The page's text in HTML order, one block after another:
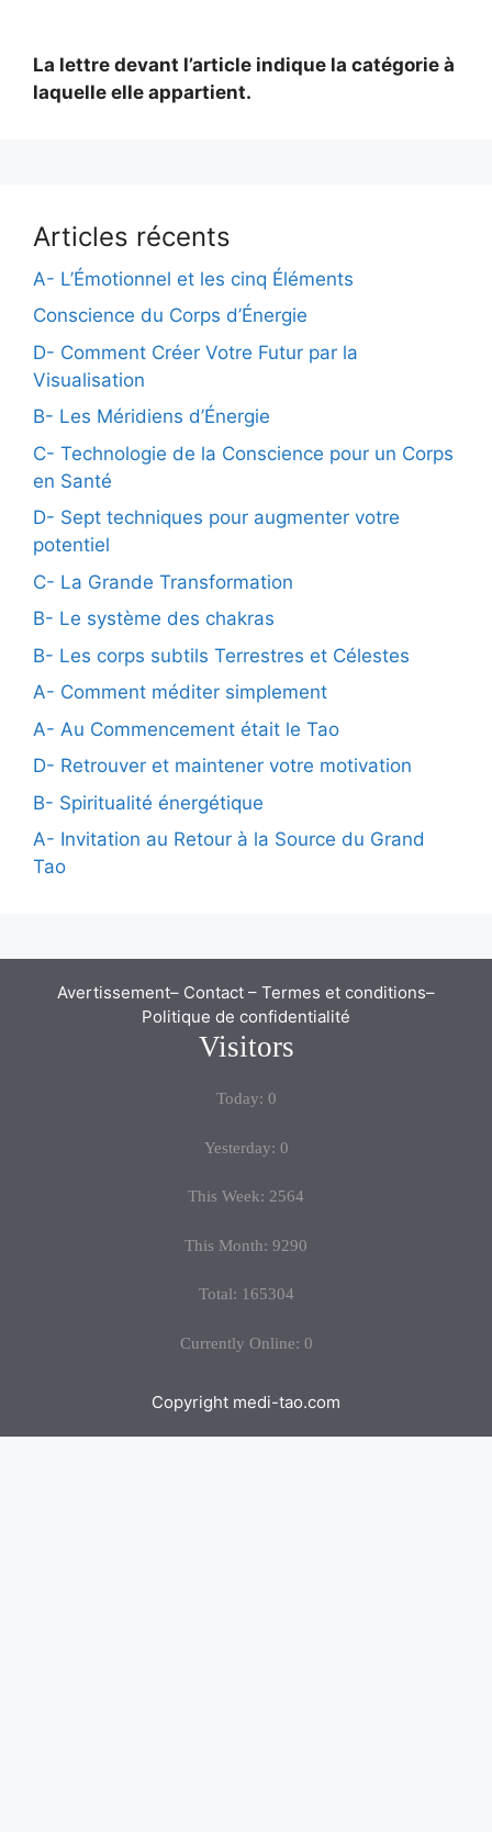
La lettre devant l’article indique la catégorie à
laquelle elle appartient.
Articles récents
A- L’Émotionnel et les cinq Éléments
Conscience du Corps d’Énergie
D- Comment Créer Votre Futur par la
Visualisation
B- Les Méridiens d’Énergie
C- Technologie de la Conscience pour un Corps
en Santé
D- Sept techniques pour augmenter votre
potentiel
C- La Grande Transformation
B- Le système des chakras
B- Les corps subtils Terrestres et Célestes
A- Comment méditer simplement
A- Au Commencement était le Tao
D- Retrouver et maintener votre motivation
B- Spiritualité énergétique
A- Invitation au Retour à la Source du Grand
Tao
Avertissement– Contact – Termes et conditions–
Politique de confidentialité
Visitors
Today: 0
Yesterday: 0
This Week: 2564
This Month: 9290
Total: 165304
Currently Online: 0
Copyright medi-tao.com